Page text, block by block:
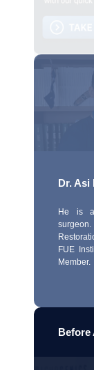
Dr. Asi
He is a
FUE
Member.
Before